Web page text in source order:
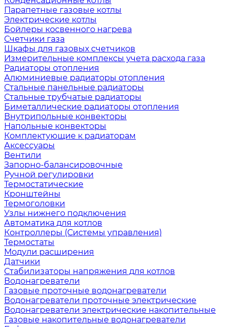
Парапетные газовые котлы
Электрические котлы
Бойлеры косвенного нагрева
Счетчики газа
Шкафы для газовых счетчиков
Измерительные комплексы учета расхода газа
Радиаторы отопления
Алюминиевые радиаторы отопления
Стальные панельные радиаторы
Стальные трубчатые радиаторы
Биметаллические радиаторы отопления
Внутрипольные конвекторы
Напольные конвекторы
Комплектующие к радиаторам
Аксессуары
Вентили
Запорно-балансировочные
Ручной регулировки
Термостатические
Кронштейны
Термоголовки
Узлы нижнего подключения
Автоматика для котлов
Контроллеры (Системы управления)
Термостаты
Модули расширения
Датчики
Стабилизаторы напряжения для котлов
Водонагреватели
Газовые проточные водонагреватели
Водонагреватели проточные электрические
Водонагреватели электрические накопительные
Газовые накопительные водонагреватели